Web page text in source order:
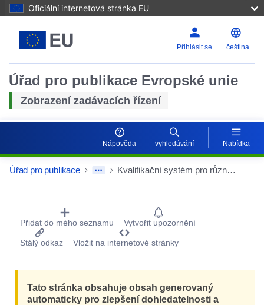
Oficiální internetová stránka EU
Přihlásit se čeština
Úřad pro publikace Evropské unie
Zobrazení zadávacích řízení
Nápověda vyhledávání Nabídka
Úřad pro publikace Kvalifikační systém pro různé pojistné smlouvy uzavřené SNCB
Procurement Detail Actions Portlet
Přidat do mého seznamu Vytvořit upozornění
Stálý odkaz Vložit na internetové stránky
Tato stránka obsahuje obsah generovaný
automaticky pro zlepšení dohledatelnosti a